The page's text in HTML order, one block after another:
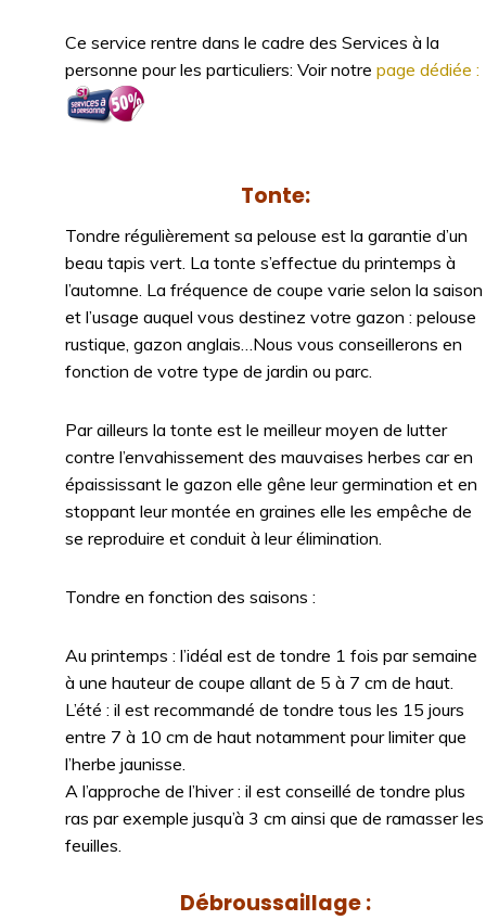
Ce service rentre dans le cadre des Services à la
personne pour les particuliers: Voir notre page dédiée :
Tonte:
Tondre régulièrement sa pelouse est la garantie d’un
beau tapis vert. La tonte s’effectue du printemps à
l’automne. La fréquence de coupe varie selon la saison
et l’usage auquel vous destinez votre gazon : pelouse
rustique, gazon anglais…Nous vous conseillerons en
fonction de votre type de jardin ou parc.
Par ailleurs la tonte est le meilleur moyen de lutter
contre l’envahissement des mauvaises herbes car en
épaississant le gazon elle gêne leur germination et en
stoppant leur montée en graines elle les empêche de
se reproduire et conduit à leur élimination.
Tondre en fonction des saisons :
Au printemps : l’idéal est de tondre 1 fois par semaine
à une hauteur de coupe allant de 5 à 7 cm de haut.
L’été : il est recommandé de tondre tous les 15 jours
entre 7 à 10 cm de haut notamment pour limiter que
l’herbe jaunisse.
A l’approche de l’hiver : il est conseillé de tondre plus
ras par exemple jusqu’à 3 cm ainsi que de ramasser les
feuilles.
Débroussaillage :